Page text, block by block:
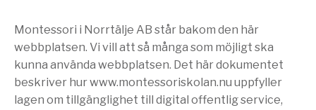
Montessori i Norrtälje AB står bakom den här
webbplatsen. Vi vill att så många som möjligt ska
kunna använda webbplatsen. Det här dokumentet
beskriver hur www.montessoriskolan.nu uppfyller
lagen om tillgänglighet till digital offentlig service,